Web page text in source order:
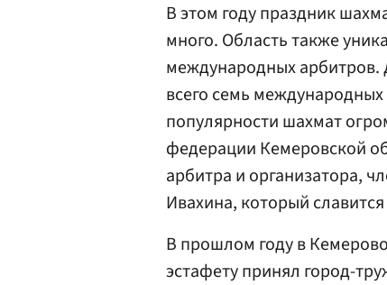
В этом году праздник
много. Область также
международных арбитров.
всего семь
популярности шахмат
федерации Кемеровской
арбитра и организатора,
Ивахина, который
В прошлом году в
эстафету принял город-